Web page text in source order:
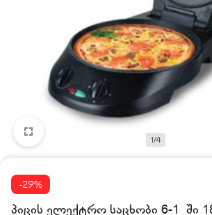
1/4
-29%
პიცის ელექტრო საცხობი 6-1_ში